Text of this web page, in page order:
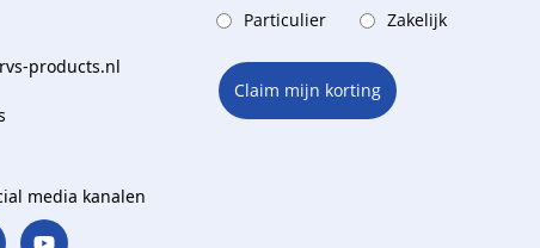
products.nl
media kanalen
Particulier
Zakelijk
Claim mijn korting